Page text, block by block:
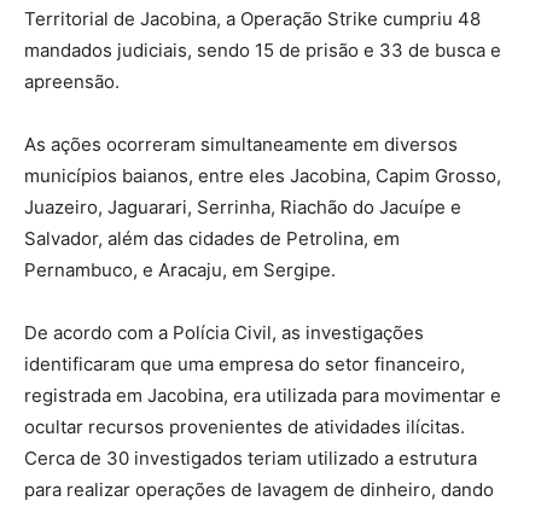
Territorial de Jacobina, a Operação Strike cumpriu 48
mandados judiciais, sendo 15 de prisão e 33 de busca e
apreensão.
As ações ocorreram simultaneamente em diversos
municípios baianos, entre eles Jacobina, Capim Grosso,
Juazeiro, Jaguarari, Serrinha, Riachão do Jacuípe e
Salvador, além das cidades de Petrolina, em
Pernambuco, e Aracaju, em Sergipe.
De acordo com a Polícia Civil, as investigações
identificaram que uma empresa do setor financeiro,
registrada em Jacobina, era utilizada para movimentar e
ocultar recursos provenientes de atividades ilícitas.
Cerca de 30 investigados teriam utilizado a estrutura
para realizar operações de lavagem de dinheiro, dando